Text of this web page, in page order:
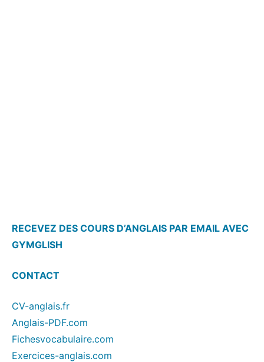
RECEVEZ DES COURS D’ANGLAIS PAR EMAIL AVEC
GYMGLISH
CONTACT
CV-anglais.fr
Anglais-PDF.com
Fichesvocabulaire.com
Exercices-anglais.com